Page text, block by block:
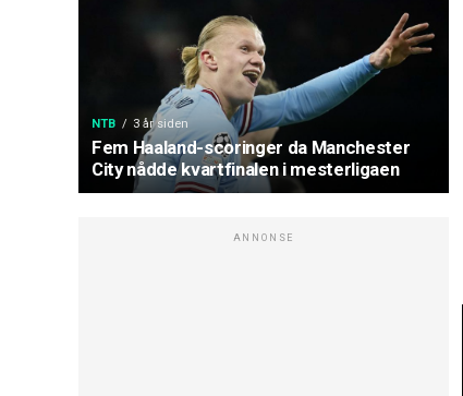
NTB 3 år siden
Fem Haaland-scoringer da Manchester
City nådde kvartfinalen i mesterligaen
ANNONSE